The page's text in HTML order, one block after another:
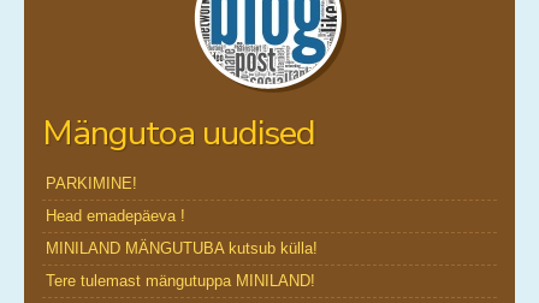
Mängutoa uudised
PARKIMINE!
Head emadepäeva !
MINILAND MÄNGUTUBA kutsub külla!
Tere tulemast mängutuppa MINILAND!